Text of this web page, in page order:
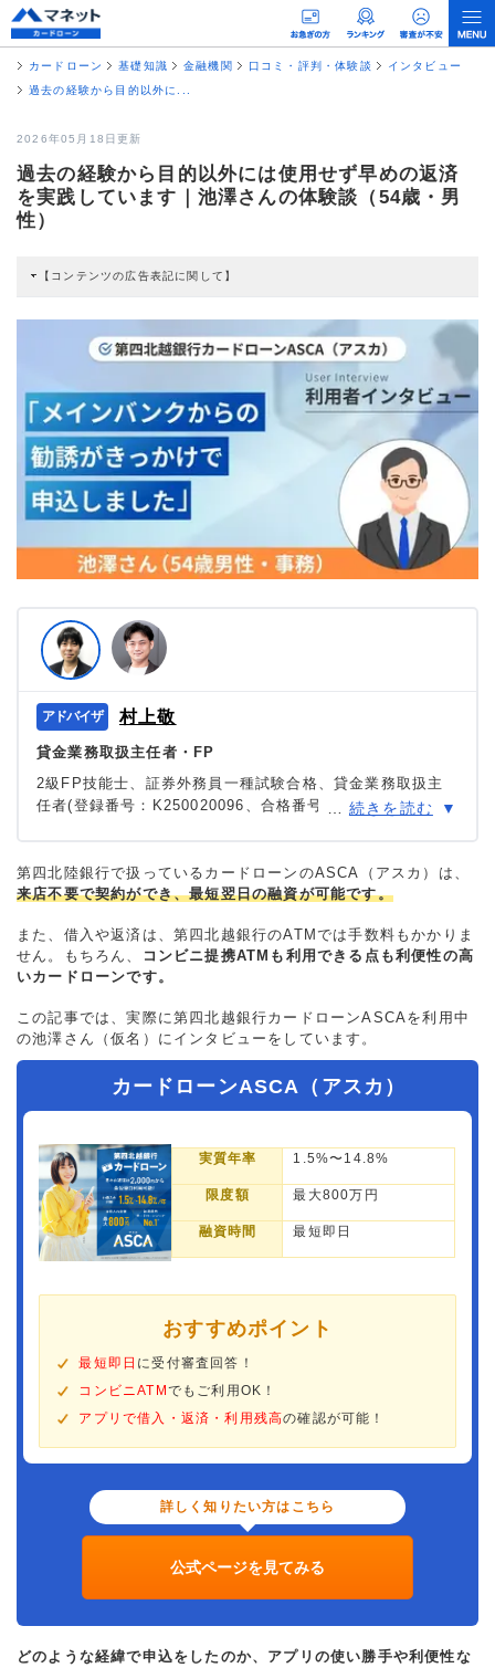
カードローン 基礎知識 金融機関 口コミ・評判・体験談
インタビュー
過去の経験から目的以外に...
2026年05月18日更新
過去の経験から目的以外には使用せず早めの返済
を実践しています｜池澤さんの体験談（54歳・男
性）
【コンテンツの広告表記に関して】
すると弊社に対して企業から紹介報酬が支払われるという収益モデルです。 た
だし、特定の商品を根拠なくPRするものではなく、当編集部の調査／ユーザー
への口コミ収集などに基づき、公平性を担保した情報提供を行っています。
村上敬
貸金業務取扱主任者・FP
2級FP技能士、証券外務員一種試験合格、貸金業務取扱主
任者(登録番号：K250020096、合格番号：第F241000177
ン、FX、不動産、保険など、多くの金融領域における情報
メディアの編集・監修に携わり、実績は計2000本以上。ロ
と事実に基づいた信頼性の高い情報発信を心がけている。
＞＞公式ページ
続きを読む
第四北陸銀行で扱っているカードローンのASCA（アスカ）は、
来店不要で契約ができ、最短翌日の融資が可能です。
また、借入や返済は、第四北越銀行のATMでは手数料もかかりま
せん。もちろん、
コンビニ提携ATMも利用できる点も利便性の高
いカードローンです。
この記事では、実際に第四北越銀行カードローンASCAを利用中
の池澤さん（仮名）にインタビューをしています。
カードローンASCA（アスカ）
実質年率 1.5%〜14.8%
限度額 最大800万円
融資時間 最短即日
おすすめポイント
最短即日 に受付審査回答！
コンビニATM でもご利用OK！
アプリで借入・返済・利用残高の確認が可能！
詳しく知りたい方はこちら
公式ページを見てみる
どのような経緯で申込をしたのか、アプリの使い勝手や利便性な